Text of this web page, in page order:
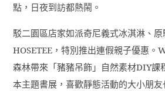
點，日夜到訪都熱鬧。
駁二園區店家如派奇尼義式冰淇淋、原
HOSETEE ，特別推出連假親子優惠。
森林帶來「豬豬吊飾」自然素材DIY課
本主題書展，喜歡靜態活動的大小朋友